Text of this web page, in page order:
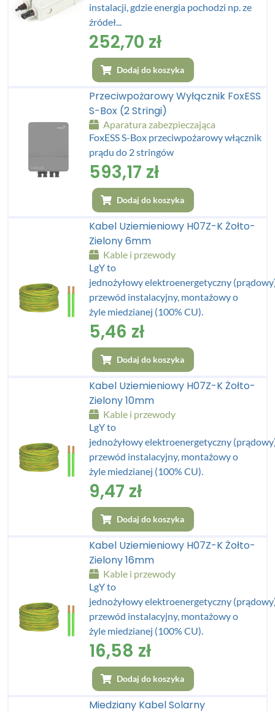
instalacji, gdzie energia pochodzi np. ze
źródeł...
252,70 zł
Dodaj do koszyka
Przeciwpożarowy Wyłącznik FoxESS
S-Box (2 Stringi)
Aparatura zabezpieczająca
FoxESS S-Box przeciwpożarowy włącznik
prądu do 2 stringów
593,17 zł
Dodaj do koszyka
Kabel Uziemieniowy H07Z-K Żołto-
Zielony 6mm
Kable i przewody
LgY to
jednożyłowy elektroenergetyczny
przewód instalacyjny, montażowy o
żyle miedzianej (100% CU).
5,46 zł
Dodaj do koszyka
Kabel Uziemieniowy H07Z-K Żołto-
Zielony 10mm
Kable i przewody
LgY to
jednożyłowy elektroenergetyczny
przewód instalacyjny, montażowy o
żyle miedzianej (100% CU).
9,47 zł
Dodaj do koszyka
Kabel Uziemieniowy H07Z-K Żołto-
Zielony 16mm
Kable i przewody
LgY to
jednożyłowy elektroenergetyczny
przewód instalacyjny, montażowy o
żyle miedzianej (100% CU).
16,58 zł
Dodaj do koszyka
Miedziany Kabel Solarny